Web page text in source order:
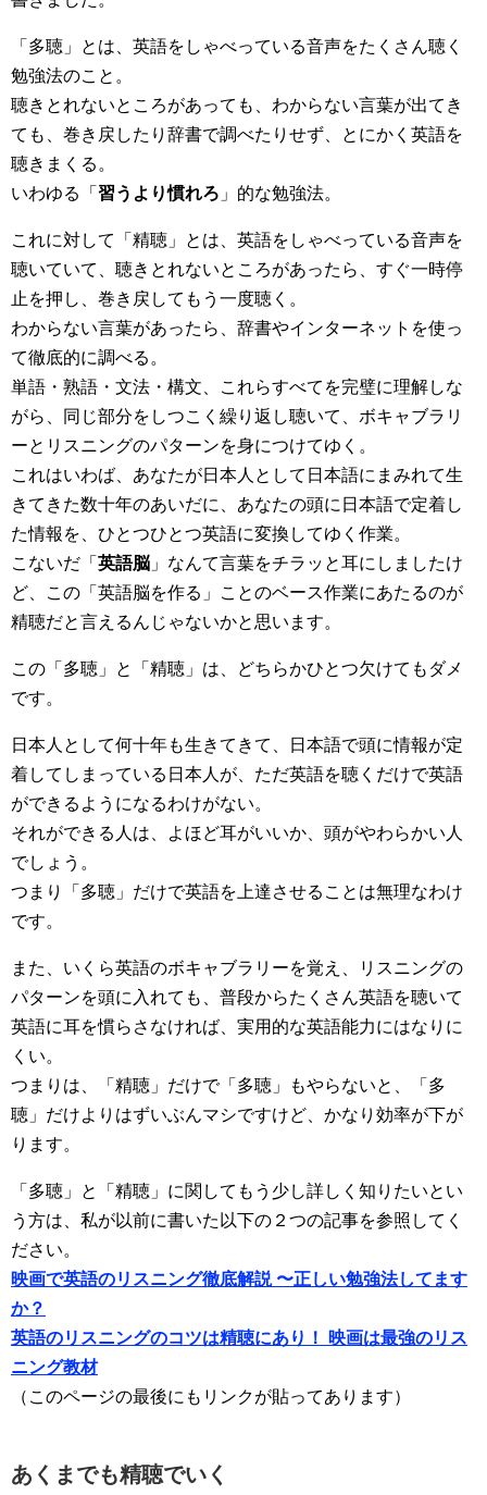
「多聴」とは、英語をしゃべっている音声をたくさん聴く
勉強法のこと。
聴きとれないところがあっても、わからない言葉が出てき
ても、巻き戻したり辞書で調べたりせず、とにかく英語を
聴きまくる。
いわゆる「 習うより慣れろ 」的な勉強法。
これに対して「精聴」とは、英語をしゃべっている音声を
聴いていて、聴きとれないところがあったら、すぐ一時停
止を押し、巻き戻してもう一度聴く。
わからない言葉があったら、辞書やインターネットを使っ
て徹底的に調べる。
単語・熟語・文法・構文、これらすべてを完璧に理解しな
がら、同じ部分をしつこく繰り返し聴いて、ボキャブラリ
ーとリスニングのパターンを身につけてゆく。
これはいわば、あなたが日本人として日本語にまみれて生
きてきた数十年のあいだに、あなたの頭に日本語で定着し
た情報を、ひとつひとつ英語に変換してゆく作業。
こないだ「 英語脳 」なんて言葉をチラッと耳にしましたけ
ど、この「英語脳を作る」ことのベース作業にあたるのが
精聴だと言えるんじゃないかと思います。
この「多聴」と「精聴」は、どちらかひとつ欠けてもダメ
です。
日本人として何十年も生きてきて、日本語で頭に情報が定
着してしまっている日本人が、ただ英語を聴くだけで英語
ができるようになるわけがない。
それができる人は、よほど耳がいいか、頭がやわらかい人
でしょう。
つまり「多聴」だけで英語を上達させることは無理なわけ
です。
また、いくら英語のボキャブラリーを覚え、リスニングの
パターンを頭に入れても、普段からたくさん英語を聴いて
英語に耳を慣らさなければ、実用的な英語能力にはなりに
くい。
つまりは、「精聴」だけで「多聴」もやらないと、「多
聴」だけよりはずいぶんマシですけど、かなり効率が下が
ります。
「多聴」と「精聴」に関してもう少し詳しく知りたいとい
う方は、私が以前に書いた以下の２つの記事を参照してく
ださい。
映画で英語のリスニング徹底解説 〜正しい勉強法してます
か？
英語のリスニングのコツは精聴にあり！ 映画は最強のリス
ニング教材
（このページの最後にもリンクが貼ってあります）
あくまでも精聴でいく